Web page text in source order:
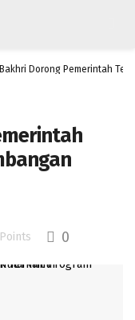
Dorong Pemerintah
Points 0